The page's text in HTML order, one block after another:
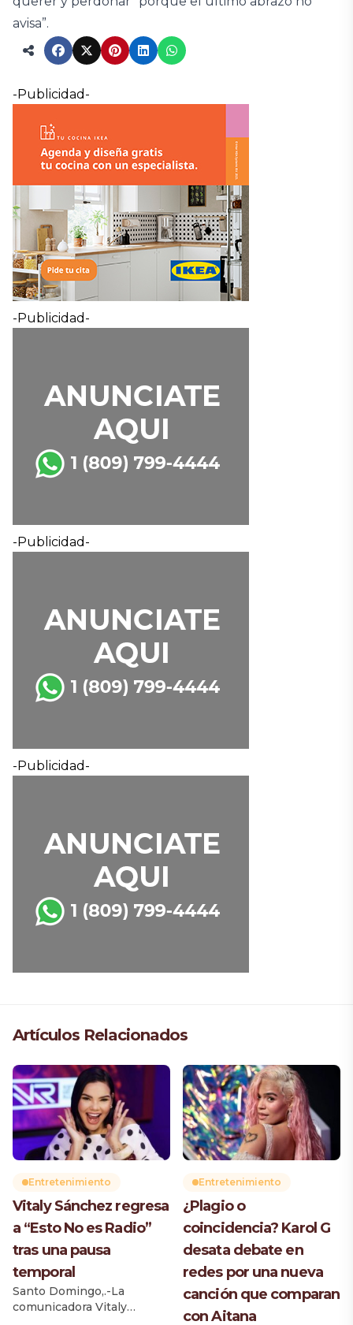
avisa”.
-Publicidad-
-Publicidad-
-Publicidad-
-Publicidad-
Artículos Relacionados
Entretenimiento
Vitaly Sánchez regresa
a “Esto No es Radio”
tras una pausa
temporal
Santo Domingo,.-La
comunicadora Vitaly
Entretenimiento
¿Plagio o
coincidencia? Karol G
desata debate en
redes por una nueva
canción que comparan
con Aitana